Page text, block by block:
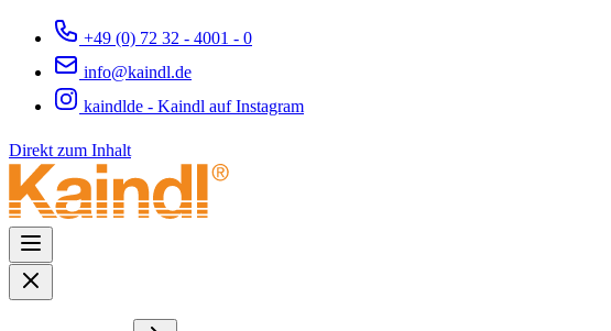
+49 (0) 72 32 - 4001 - 0
info@kaindl.de
kaindlde - Kaindl auf Instagram
Direkt zum Inhalt